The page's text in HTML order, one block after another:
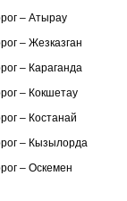
– Атырау
– Жезказган
– Караганда
– Кокшетау
– Костанай
– Кызылорда
– Оскемен